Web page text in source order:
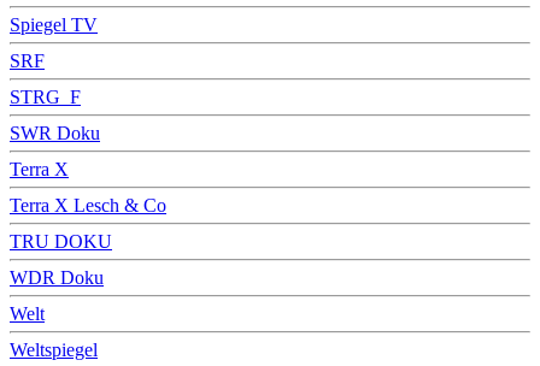
Spiegel TV
SRF
STRG_F
SWR Doku
Terra X
Terra X Lesch & Co
TRU DOKU
WDR Doku
Welt
Weltspiegel